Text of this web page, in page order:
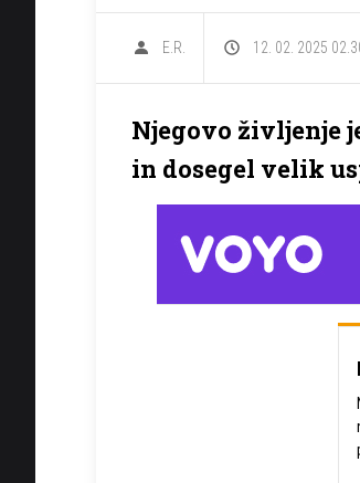
E.R. 12. 02. 2025
Njegovo življenje
in dosegel velik